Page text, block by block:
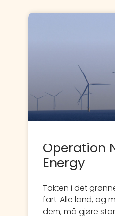
Operation
Energy
Takten i det
fart. Alle land, og
dem, må gjøre